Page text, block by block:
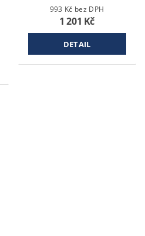
993 Kč bez DPH
1 201 Kč
DETAIL